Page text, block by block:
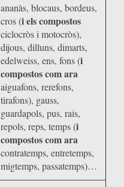
ananàs, blocaus, bordeus,
cros (i els compostos
ciclocròs i motocròs),
dijous, dilluns, dimarts,
edelweiss, ens, fons (i
compostos com ara
aiguafons, rerefons,
tirafons), gauss,
guardapols, pus, rais,
repols, reps, temps (i
compostos com ara
contratemps, entretemps,
migtemps, passatemps)…